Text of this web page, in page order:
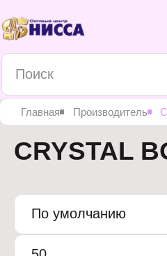
Главная Производитель
CRYSTAL
По умолчанию